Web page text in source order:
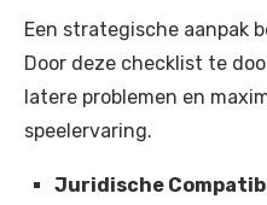
Een strategische aanpak
Door deze checklist te
latere problemen en
speelervaring.
Juridische